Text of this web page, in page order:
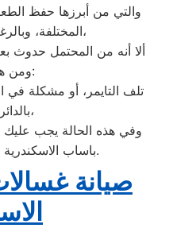
والتي من أبرزها حفظ
المختلفة، وبالرغم من مميزاته العديدة،
ألا أنه من المحتمل حدوث
ومن هذه الأعطال:
تلف التايمر، أو مشكلة
بالدائرة الكهربائية،
وفي هذه الحالة يجب عليك
باساب الاسكندرية لعمل الإصلاحات اللازمة.
صيانة